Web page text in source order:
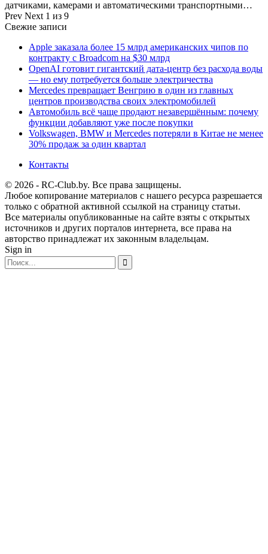
датчиками, камерами и автоматическими транспортными…
Prev Next 1 из 9
Свежие записи
Apple заказала более 15 млрд американских чипов по
контракту с Broadcom на $30 млрд
OpenAI готовит гигантский дата-центр без расхода воды
— но ему потребуется больше электричества
Mercedes превращает Венгрию в один из главных
центров производства своих электромобилей
Автомобиль всё чаще продают незавершённым: почему
функции добавляют уже после покупки
Volkswagen, BMW и Mercedes потеряли в Китае не менее
30% продаж за один квартал
Контакты
© 2026 - RC-Club.by. Все права защищены.
Любое копирование материалов с нашего ресурса разрешается
только с обратной активной ссылкой на страницу статьи.
Все материалы опубликованные на сайте взяты с открытых
источников и других порталов интернета, все права на
авторство принадлежат их законным владельцам.
Sign in